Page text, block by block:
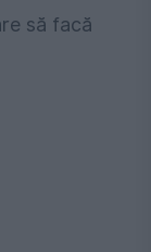
să facă